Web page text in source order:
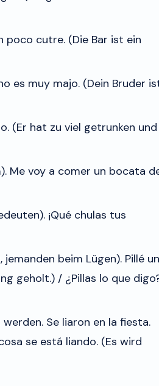
poco cutre. (Die Bar ist ein
es muy majo. (Dein Bruder
(Er hat zu viel getrunken und
Me voy a comer un bocata
¡Qué chulas tus
jemanden beim Lügen). Pillé un
geholt.) / ¿Pillas lo que
Se liaron en la fiesta.
se está liando. (Es wird